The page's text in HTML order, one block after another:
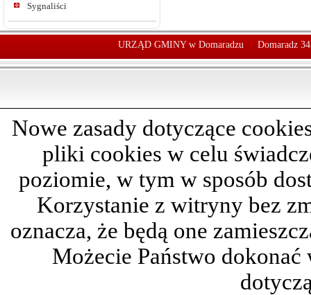
Sygnaliści
URZĄD GMINY w Domaradzu Domaradz
Nowe zasady dotyczące
pliki cookies w celu
poziomie, w tym w sposób
Korzystanie z witryny bez
oznacza, że będą one
Możecie Państwo